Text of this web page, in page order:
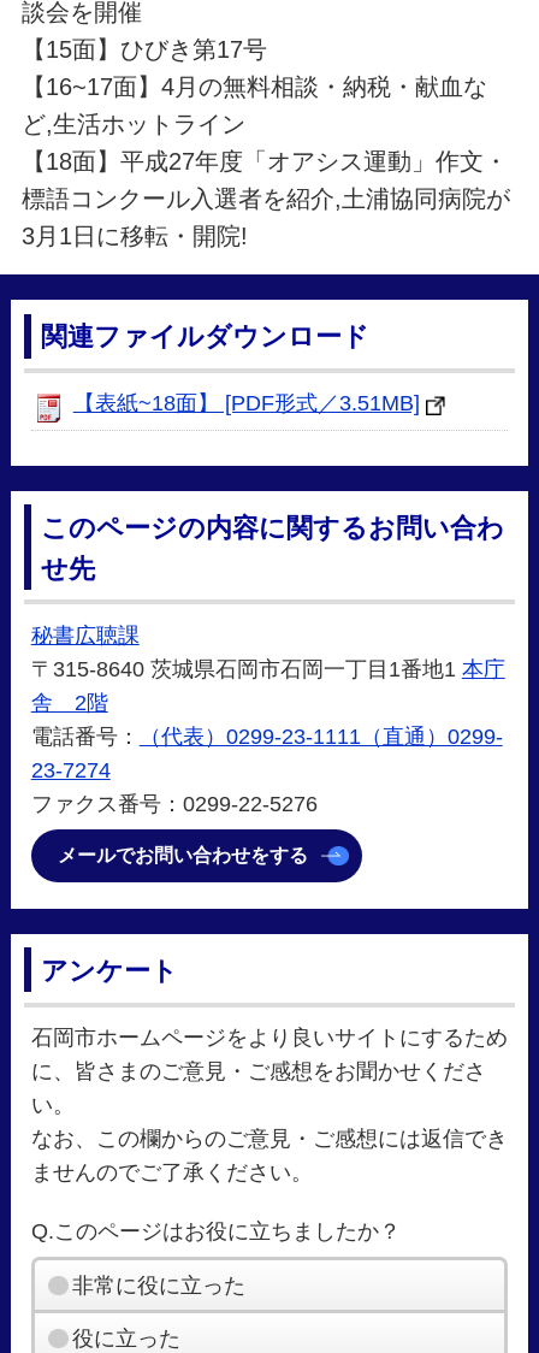
談会を開催
【15面】ひびき第17号
【16~17面】4月の無料相談・納税・献血な
ど,生活ホットライン
【18面】平成27年度「オアシス運動」作文・
標語コンクール入選者を紹介,土浦協同病院が
3月1日に移転・開院!
関連ファイルダウンロード
【表紙~18面】 [PDF形式／3.51MB]
このページの内容に関するお問い合わ
せ先
秘書広聴課
〒315-8640 茨城県石岡市石岡一丁目1番地1 本庁
舎 2階
電話番号：
（代表）0299-23-1111（直通）0299-
23-7274
ファクス番号：0299-22-5276
メールでお問い合わせをする
アンケート
石岡市ホームページをより良いサイトにするため
に、皆さまのご意見・ご感想をお聞かせくださ
い。
なお、この欄からのご意見・ご感想には返信でき
ませんのでご了承ください。
Q.このページはお役に立ちましたか？
非常に役に立った
役に立った